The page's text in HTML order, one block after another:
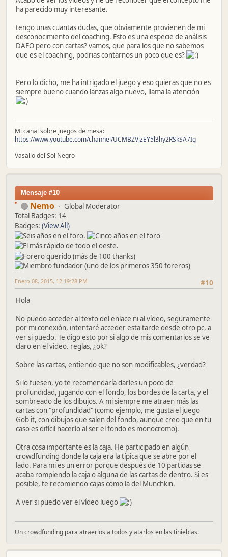
ha parecido muy interesante.
tengo unas cuantas dudas, que obviamente provienen de mi
desconocimiento del coaching. Esto es una especie de análisis
DAFO pero con cartas? vamos, que para los que no sabemos
que es el coaching, podrias contarnos un poco que es?
Pero lo dicho, me ha intrigado el juego y eso quieras que no es
siempre bueno cuando lanzas algo nuevo, llama la atención
Mi canal sobre juegos de mesa:
https://www.youtube.com/channel/UCMBZVjzEY5l3hy2RSkSA7Ig
Vasallo del Sol Negro
Mensaje #10
Nemo
Global Moderator
Total Badges: 14
Badges: (View All)
#10
Enero 08, 2015, 12:19:28 PM
Hola
No puedo acceder al texto del enlace ni al vídeo, seguramente
por mi conexión, intentaré acceder esta tarde desde otro pc, a
ver si puedo. Te digo esto por si algo de mis comentarios se ve
claro en el video. reglas, ¿ok?
Sobre las cartas, entiendo que no son modificables, ¿verdad?
Si lo fuesen, yo te recomendaría darles un poco de
profundidad, jugando con el fondo, los bordes de la carta, y el
sombreado de los dibujos. A mi siempre me atraen más las
cartas con "profundidad" (como ejemplo, me gusta el juego
Gob'it, con dibujos que salen del fondo, aunque creo que en tu
caso es difícil hacerlo al ser el fondo es monocromo).
Otra cosa importante es la caja. He participado en algún
crowdfunding donde la caja era la típica que se abre por el
lado. Para mi es un error porque después de 10 partidas se
acaba rompiendo la caja o alguna de las cartas de dentro. Si es
posible, te recomiendo cajas como la del Munchkin.
A ver si puedo ver el vídeo luego
Un crowdfunding para atraerlos a todos y atarlos en las tinieblas.